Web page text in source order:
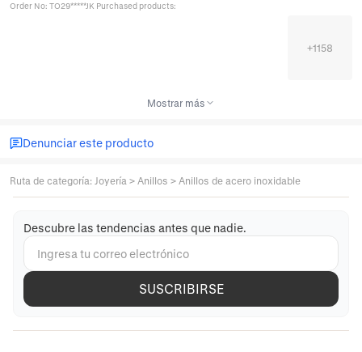
Order No: TO29*****JK Purchased products:
+1158
Mostrar más
Denunciar este producto
Ruta de categoría: Joyería > Anillos > Anillos de acero inoxidable
Descubre las tendencias antes que nadie.
SUSCRIBIRSE